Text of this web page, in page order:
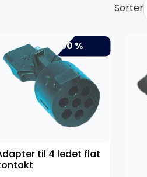
Sorter
-50 %
til 4 ledet flat